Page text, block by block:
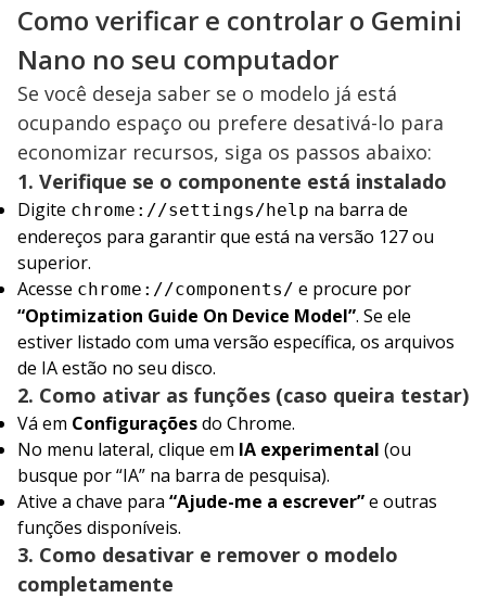
Como verificar e controlar o Gemini
Nano no seu computador
Se você deseja saber se o modelo já está
ocupando espaço ou prefere desativá-lo para
economizar recursos, siga os passos abaixo:
1. Verifique se o componente está instalado
Digite chrome://settings/help na barra de
endereços para garantir que está na versão 127 ou
superior.
Acesse chrome://components/ e procure por
“Optimization Guide On Device Model”. Se ele
estiver listado com uma versão específica, os arquivos
de IA estão no seu disco.
2. Como ativar as funções (caso queira testar)
Vá em Configuraçõesdo Chrome.
No menu lateral, clique em IA experimental (ou
busque por “IA” na barra de pesquisa).
Ative a chave para “Ajude-me a escrever”e outras
funções disponíveis.
3. Como desativar e remover o modelo
completamente